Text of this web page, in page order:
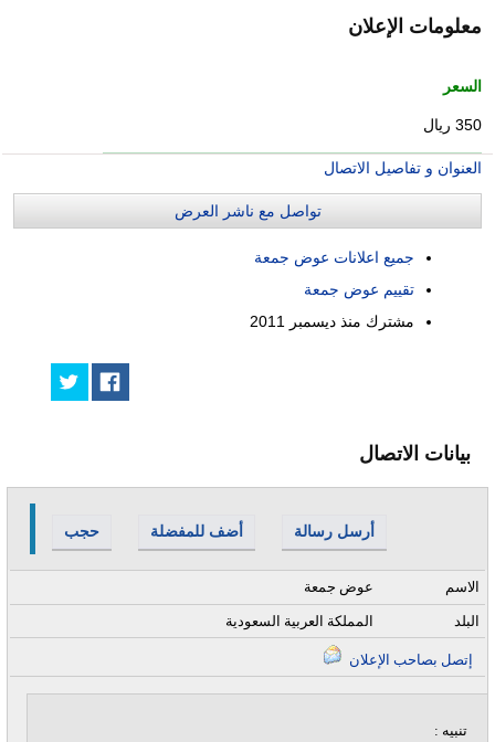
معلومات الإعلان
السعر
350 ريال
العنوان و تفاصيل الاتصال
تواصل مع ناشر العرض
جميع اعلانات عوض جمعة
تقييم عوض جمعة
مشترك منذديسمبر 2011
بيانات الاتصال
حجب أضف للمفضلة أرسل رسالة
عوض جمعة الاسم
المملكة العربية السعودية البلد
تنبيه :